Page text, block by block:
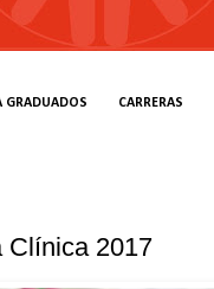
GRADUADOS CARRERAS
Clínica 2017